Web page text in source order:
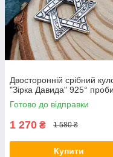
Двосторонній срібний
"Зірка Давида" 925° проби
Готово до відправки
1 270 ₴ 1 580 ₴
Купити